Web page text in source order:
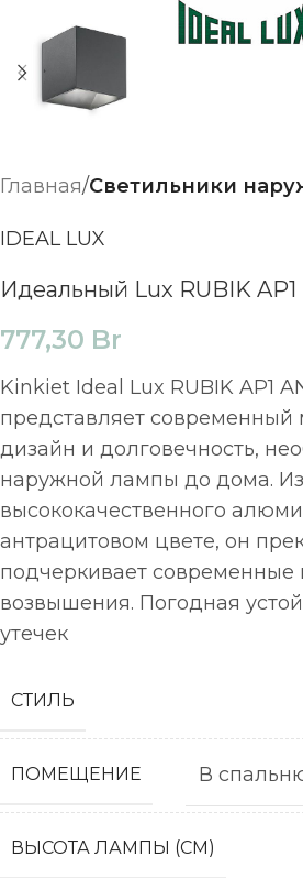
Главная Светильники
IDEAL LUX
Идеальный Lux RUBIK AP1
777,30 Br
Kinkiet Ideal Lux RUBIK AP1
представляет современный
дизайн и долговечность,
наружной лампы до дома.
высококачественного
антрацитовом цвете, он
подчеркивает современные
возвышения. Погодная
утечек
СТИЛЬ
ПОМЕЩЕНИЕ В
ВЫСОТА ЛАМПЫ (СМ)